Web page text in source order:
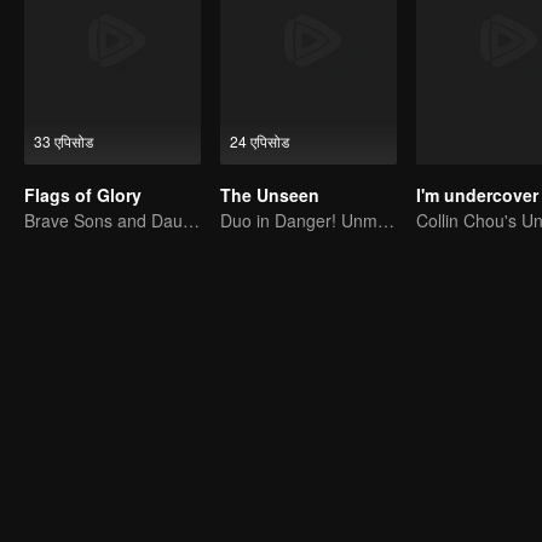
33 एपिसोड
Flags of Glory
Brave Sons and Daughters, Fighting to Defend the Motherland in the Korean War
24 एपिसोड
The Unseen
Duo in Danger! Unmasking Southeast Asian Evil
I'm undercover